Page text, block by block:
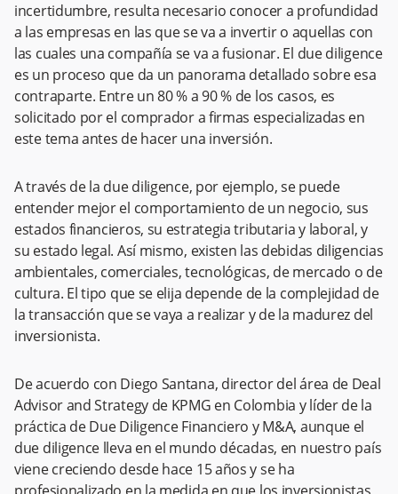
incertidumbre, resulta necesario conocer a profundidad
a las empresas en las que se va a invertir o aquellas con
las cuales una compañía se va a fusionar. El due diligence
es un proceso que da un panorama detallado sobre esa
contraparte. Entre un 80 % a 90 % de los casos, es
solicitado por el comprador a firmas especializadas en
este tema antes de hacer una inversión.
A través de la due diligence, por ejemplo, se puede
entender mejor el comportamiento de un negocio, sus
estados financieros, su estrategia tributaria y laboral, y
su estado legal. Así mismo, existen las debidas diligencias
ambientales, comerciales, tecnológicas, de mercado o de
cultura. El tipo que se elija depende de la complejidad de
la transacción que se vaya a realizar y de la madurez del
inversionista.
De acuerdo con Diego Santana, director del área de Deal
Advisor and Strategy de KPMG en Colombia y líder de la
práctica de Due Diligence Financiero y M&A, aunque el
due diligence lleva en el mundo décadas, en nuestro país
viene creciendo desde hace 15 años y se ha